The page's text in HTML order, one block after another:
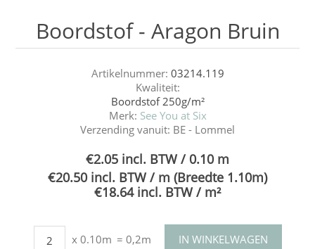
Boordstof - Aragon Bruin
Artikelnummer: 03214.119
Kwaliteit:
Boordstof 250g/m²
Merk: See You at Six
Verzending vanuit: BE - Lommel
€2.05 incl. BTW / 0.10 m
€20.50 incl. BTW / m (Breedte 1.10m)
€18.64 incl. BTW / m²
x 0.10m = 0,2m